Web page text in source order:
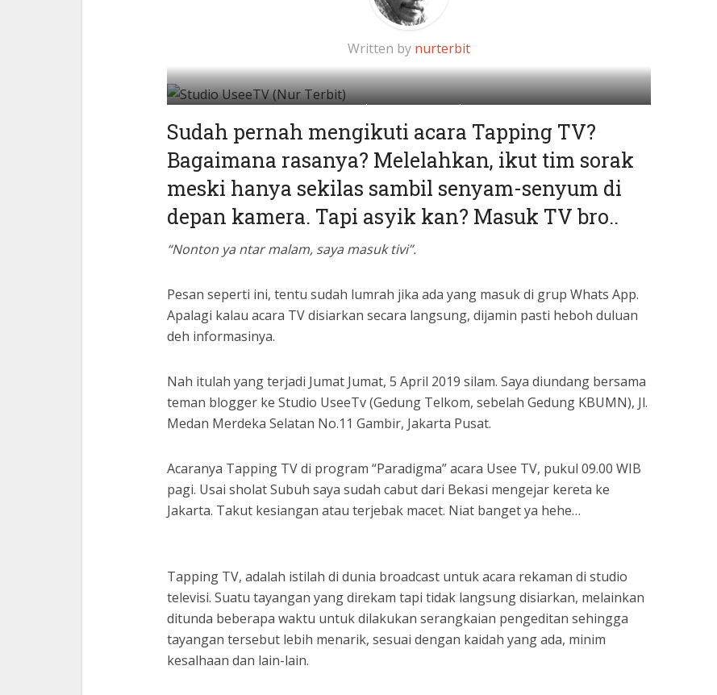
Written by nurterbit
Studio UseeTV (Nur Terbit)
Sudah pernah mengikuti acara Tapping TV?
Bagaimana rasanya? Melelahkan, ikut tim sorak
meski hanya sekilas sambil senyam-senyum di
depan kamera. Tapi asyik kan? Masuk TV bro..
“Nonton ya ntar malam, saya masuk tivi”.
Pesan seperti ini, tentu sudah lumrah jika ada yang masuk di grup Whats App.
Apalagi kalau acara TV disiarkan secara langsung, dijamin pasti heboh duluan
deh informasinya.
Nah itulah yang terjadi Jumat Jumat, 5 April 2019 silam. Saya diundang bersama
teman blogger ke Studio UseeTv (Gedung Telkom, sebelah Gedung KBUMN), Jl.
Medan Merdeka Selatan No.11 Gambir, Jakarta Pusat.
Acaranya Tapping TV di program “Paradigma” acara Usee TV, pukul 09.00 WIB
pagi. Usai sholat Subuh saya sudah cabut dari Bekasi mengejar kereta ke
Jakarta. Takut kesiangan atau terjebak macet. Niat banget ya hehe…
Tapping TV, adalah istilah di dunia broadcast untuk acara rekaman di studio
televisi. Suatu tayangan yang direkam tapi tidak langsung disiarkan, melainkan
ditunda beberapa waktu untuk dilakukan serangkaian pengeditan sehingga
tayangan tersebut lebih menarik, sesuai dengan kaidah yang ada, minim
kesalhaan dan lain-lain.